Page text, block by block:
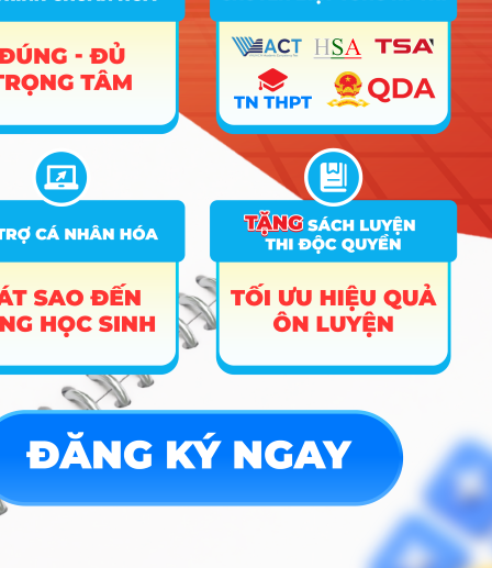
thích nghi với phong cách làm việc “thẳng
như ruột ngựa” của họ.
Cơ hội việc làm & Mức
lương tham khảo
Thị trường lao động ngành Ngôn ngữ Đức hiện nay
đang trong tình trạng “khát” nhân lực trầm trọng
nhưng lại kén người giỏi. Do số lượng người học
tiếng Đức ít hơn nhiều so với tiếng Anh, Trung, Hàn
nên sự cạnh tranh thấp, cơ hội việc làm vô cùng
rộng mở tại các tập đoàn đa quốc gia hoặc các
chương trình hợp tác lao động Đức – Việt. Sinh viên
ra trường thường đảm nhận các vị trí:
Biên – Phiên dịch viên hoặc Trợ lý dự án:
Làm việc tại các công ty FDI của Đức (như
Bosch, Mercedes-Benz, Adidas) hoặc các tổ
chức phi chính phủ – Mức lương khởi điểm